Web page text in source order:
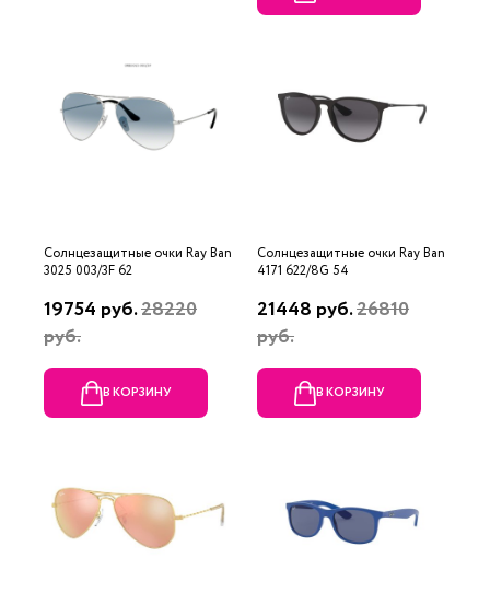
Солнцезащитные очки Ray Ban
3025 003/3F 62
19754 руб.28220
руб.
В КОРЗИНУ
Солнцезащитные очки Ray Ban
4171 622/8G 54
21448 руб.26810
руб.
В КОРЗИНУ